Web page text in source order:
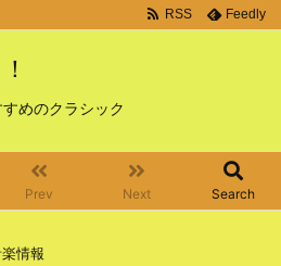
めのクラシック
Prev Next Search
RSS Feedly
情報